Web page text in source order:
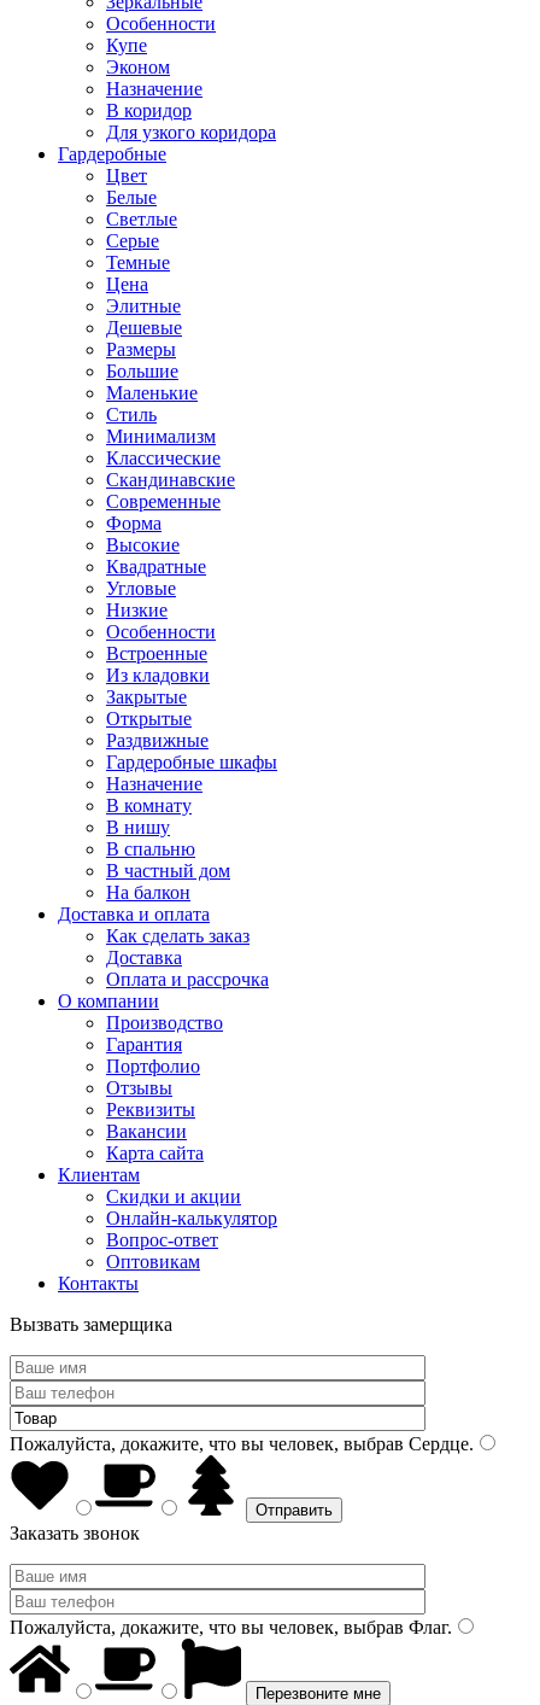
Особенности
Купе
Эконом
Назначение
В коридор
Для узкого коридора
Гардеробные
Цвет
Белые
Светлые
Серые
Темные
Цена
Элитные
Дешевые
Размеры
Большие
Маленькие
Стиль
Минимализм
Классические
Скандинавские
Современные
Форма
Высокие
Квадратные
Угловые
Низкие
Особенности
Встроенные
Из кладовки
Закрытые
Открытые
Раздвижные
Гардеробные шкафы
Назначение
В комнату
В нишу
В спальню
В частный дом
На балкон
Доставка и оплата
Как сделать заказ
Доставка
Оплата и рассрочка
О компании
Производство
Гарантия
Портфолио
Отзывы
Реквизиты
Вакансии
Карта сайта
Клиентам
Скидки и акции
Онлайн-калькулятор
Вопрос-ответ
Оптовикам
Контакты
Вызвать замерщика
Пожалуйста, докажите, что вы человек, выбрав Сердце.
Заказать звонок
Пожалуйста, докажите, что вы человек, выбрав Флаг.